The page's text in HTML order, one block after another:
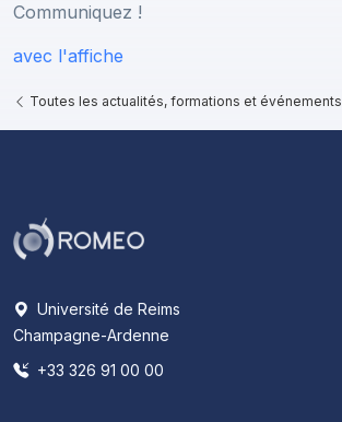
Communiquez !
avec l'affiche
Toutes les actualités, formations et événements
Université de Reims
Champagne-Ardenne
+33 326 91 00 00